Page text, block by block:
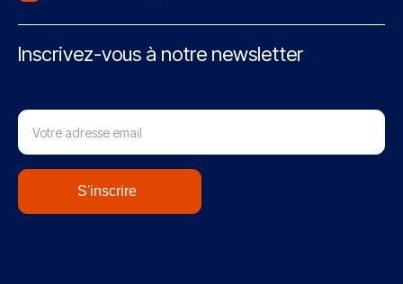
Inscrivez-vous à notre newsletter
Abonnement
newsletter
S'inscrire